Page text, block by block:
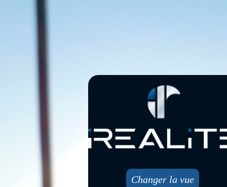
Changer la vue